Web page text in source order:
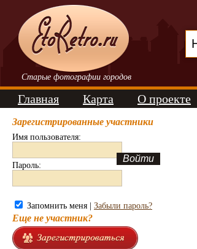
Старые фотографии городов
Главная Карта О проекте
Зарегистрированные участники
Имя пользователя:
Пароль:
Запомнить меня | Забыли пароль?
Еще не участник?